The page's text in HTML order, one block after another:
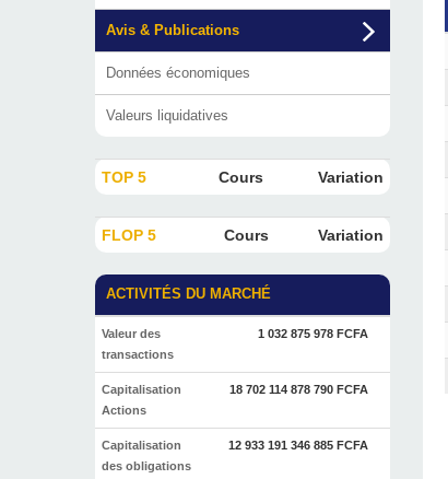
Avis & Publications
Données économiques
Valeurs liquidatives
TOP 5 Cours Variation
FLOP 5 Cours Variation
ACTIVITÉS DU MARCHÉ
Valeur des
transactions
1 032 875 978 FCFA
Capitalisation
Actions
18 702 114 878 790 FCFA
Capitalisation
des obligations
12 933 191 346 885 FCFA